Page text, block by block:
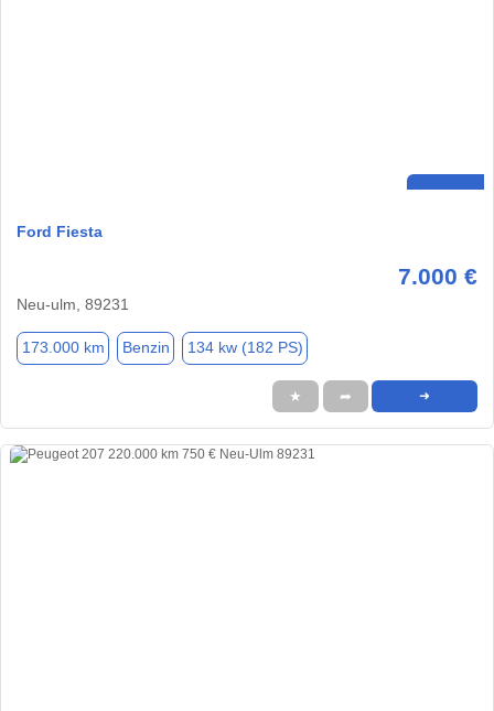
Ford Fiesta
7.000 €
Neu-ulm, 89231
173.000 km Benzin 134 kw (182 PS)
★ ➦ ➜